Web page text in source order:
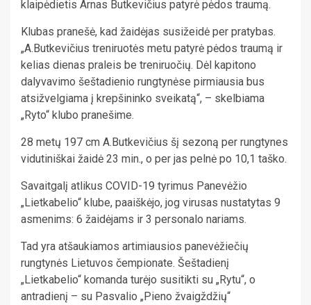
klaipėdietis Arnas Butkevičius patyrė pėdos traumą.
Klubas pranešė, kad žaidėjas susižeidė per pratybas.
„A.Butkevičius treniruotės metu patyrė pėdos traumą ir
kelias dienas praleis be treniruočių. Dėl kapitono
dalyvavimo šeštadienio rungtynėse pirmiausia bus
atsižvelgiama į krepšininko sveikatą“, – skelbiama
„Ryto“ klubo pranešime.
28 metų 197 cm A.Butkevičius šį sezoną per rungtynes
vidutiniškai žaidė 23 min., o per jas pelnė po 10,1 taško.
Savaitgalį atlikus COVID-19 tyrimus Panevėžio
„Lietkabelio“ klube, paaiškėjo, jog virusas nustatytas 9
asmenims: 6 žaidėjams ir 3 personalo nariams.
Tad yra atšaukiamos artimiausios panevėžiečių
rungtynės Lietuvos čempionate. Šeštadienį
„Lietkabelio“ komanda turėjo susitikti su „Rytu“, o
antradienį – su Pasvalio „Pieno žvaigždžių“